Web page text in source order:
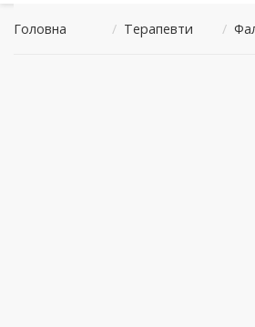
Головна / Терапевти /